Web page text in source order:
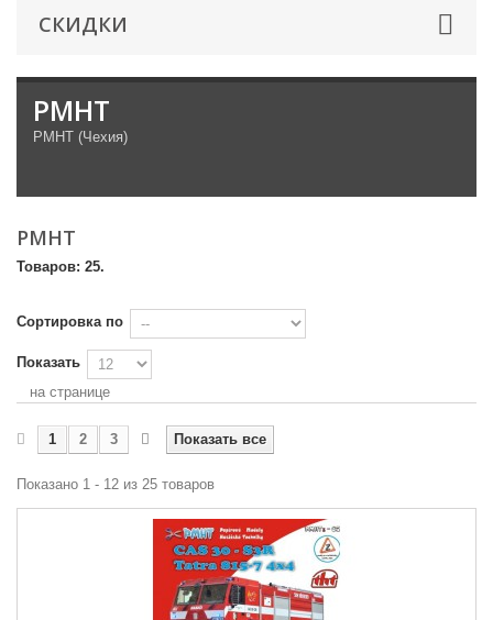
СКИДКИ
PMHT
PMHT (Чехия)
PMHT
Товаров: 25.
Сортировка по
Показать
на странице
Показать все
1 2 3
Показано 1 - 12 из 25 товаров